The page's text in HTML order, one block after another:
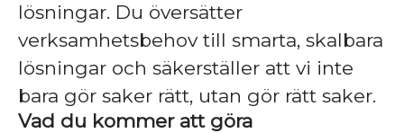
lösningar. Du översätter
verksamhetsbehov till smarta, skalbara
lösningar och säkerställer att vi inte
bara gör saker rätt, utan gör rätt saker.
Vad du kommer att göra